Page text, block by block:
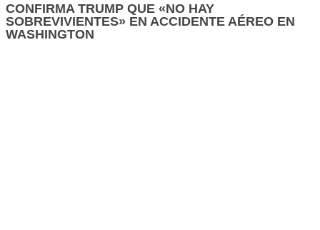
CONFIRMA TRUMP QUE «NO HAY
SOBREVIVIENTES» EN ACCIDENTE AÉREO EN
WASHINGTON